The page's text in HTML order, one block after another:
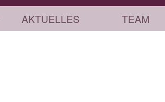
AKTUELLES TEAM